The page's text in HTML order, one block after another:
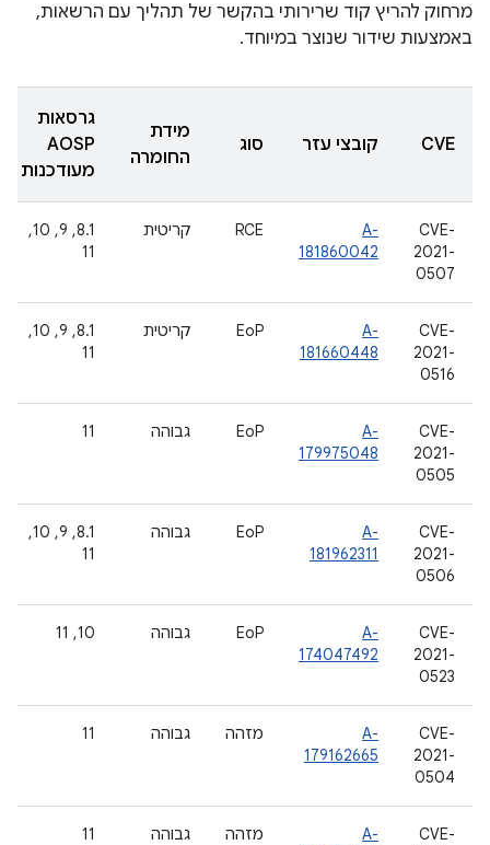
מרחוק להריץ קוד שרירותי בהקשר של תהליך עם הרשאות,
באמצעות שידור שנוצר במיוחד.
CVE קובצי עזר סוג
מידת
החומרה
גרסאות
AOSP
מעודכנות
CVE-
2021-
0507
A-
181860042
RCE קריטית
‫8.1, 9, 10,
11
CVE-
2021-
0516
A-
181660448
EoP קריטית
‫8.1, 9, 10,
11
CVE-
2021-
0505
A-
179975048
EoP גבוהה 11
CVE-
2021-
0506
A-
181962311
EoP גבוהה
‫8.1, 9, 10,
11
CVE-
2021-
0523
A-
174047492
EoP גבוהה ‫10, 11
CVE-
2021-
0504
A-
179162665
מזהה גבוהה 11
CVE-
A-
מזהה גבוהה 11